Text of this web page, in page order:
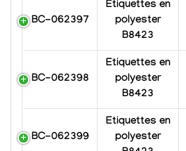
BC-062397
Etiquettes en
polyester
B8423
BC-062398
Etiquettes en
polyester
B8423
BC-062399
Etiquettes en
polyester